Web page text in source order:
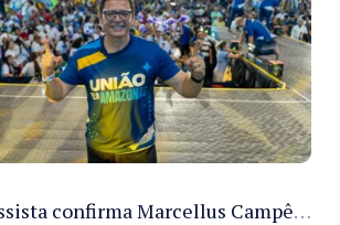
União Progressista confirma Marcellus Campêlo como candidato a deputado estadual